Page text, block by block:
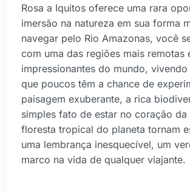
Rosa a Iquitos oferece uma rara
imersão na natureza em sua forma
navegar pelo Rio Amazonas, você
com uma das regiões mais remotas
impressionantes do mundo,
que poucos têm a chance de
paisagem exuberante, a rica
simples fato de estar no coração da
floresta tropical do planeta tornam
uma lembrança inesquecível, um
marco na vida de qualquer viajante.